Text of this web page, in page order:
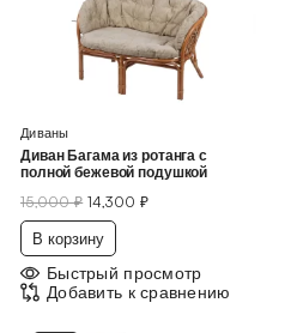
Диваны
Диван Багама из ротанга с
полной бежевой подушкой
15,000₽ 14,300 ₽
В корзину
Быстрый просмотр
Добавить к сравнению